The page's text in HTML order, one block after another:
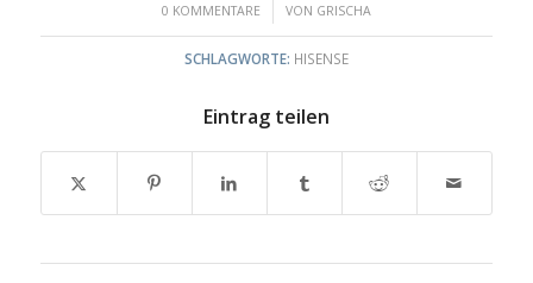
0 KOMMENTARE
/ VON GRISCHA
SCHLAGWORTE: HISENSE
Eintrag teilen